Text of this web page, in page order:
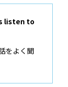
listen to
をよく聞